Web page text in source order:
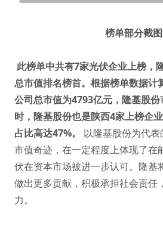
榜单部分截图
此榜单中共有7家光伏企业上榜，
总市值排名榜首。根据榜单数据计
公司总市值为4793亿元，隆基股
时，隆基股份也是陕西4家上榜企
占比高达47%。
以隆基股份为代
市值奇迹，在一定程度上体现了在
伏在资本市场被进一步认可。隆基
做出更多贡献，积极承担社会责任
力。